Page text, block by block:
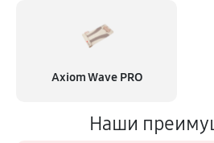
Axiom Wave PRO
Наши